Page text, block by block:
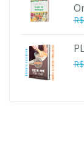
R$
R$